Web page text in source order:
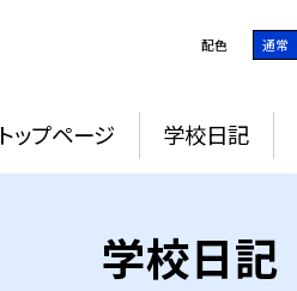
配色 通常
トップページ 学校日記
学校日記